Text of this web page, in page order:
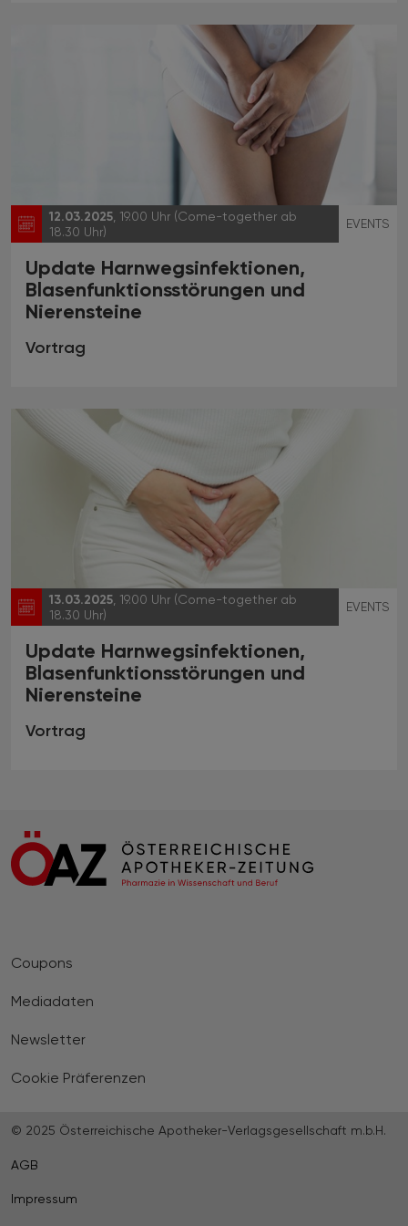
12.03.2025 , 19.00 Uhr (Come-together ab
18.30 Uhr)
EVENTS
Update Harnwegsinfektionen,
Blasenfunktionsstörungen und
Nierensteine
Vortrag
13.03.2025 , 19.00 Uhr (Come-together ab
18.30 Uhr)
EVENTS
Update Harnwegsinfektionen,
Blasenfunktionsstörungen und
Nierensteine
Vortrag
Coupons
Mediadaten
Newsletter
Cookie Präferenzen
© 2025 Österreichische Apotheker-Verlagsgesellschaft m.b.H.
AGB
Impressum